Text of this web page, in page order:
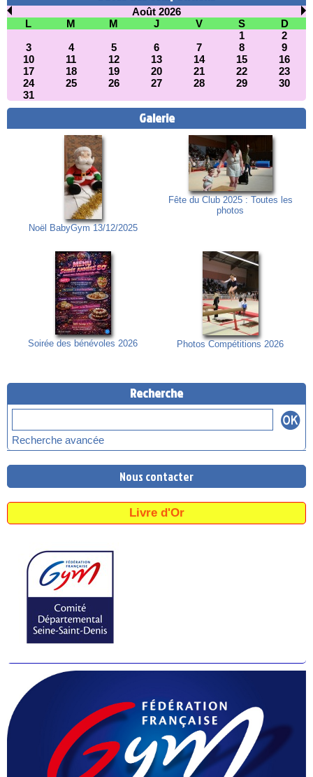
Août 2026
L
M M J V S
D
1
2
3
4 5 6 7 8
9
10
11 12 13 14 15
16
17
18 19 20 21 22
23
24
25 26 27 28 29
30
31
Galerie
Noël BabyGym 13/12/2025
Fête du Club 2025 : Toutes les
photos
Soirée des bénévoles 2026 Photos Compétitions 2026
Recherche
Recherche avancée
Nous contacter
Livre d'Or